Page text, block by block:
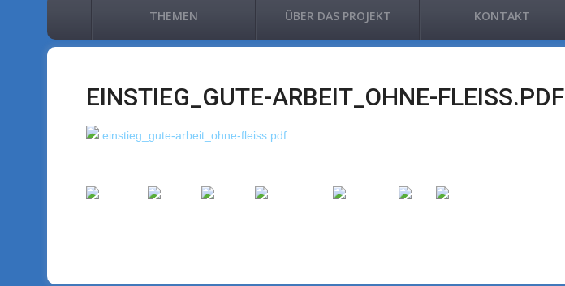
THEMEN ÜBER DAS PROJEKT KONTAKT
EINSTIEG_GUTE-ARBEIT_OHNE-FLEISS.PDF
einstieg_gute-arbeit_ohne-fleiss.pdf